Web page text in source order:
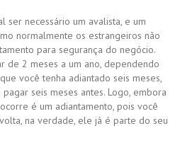
ser necessário um avalista, e um
normalmente os estrangeiros não
para segurança do negócio.
de 2 meses a um ano, dependendo
você tenha adiantado seis meses,
seis meses antes. Logo, embora
é um adiantamento, pois você
na verdade, ele já é parte do seu